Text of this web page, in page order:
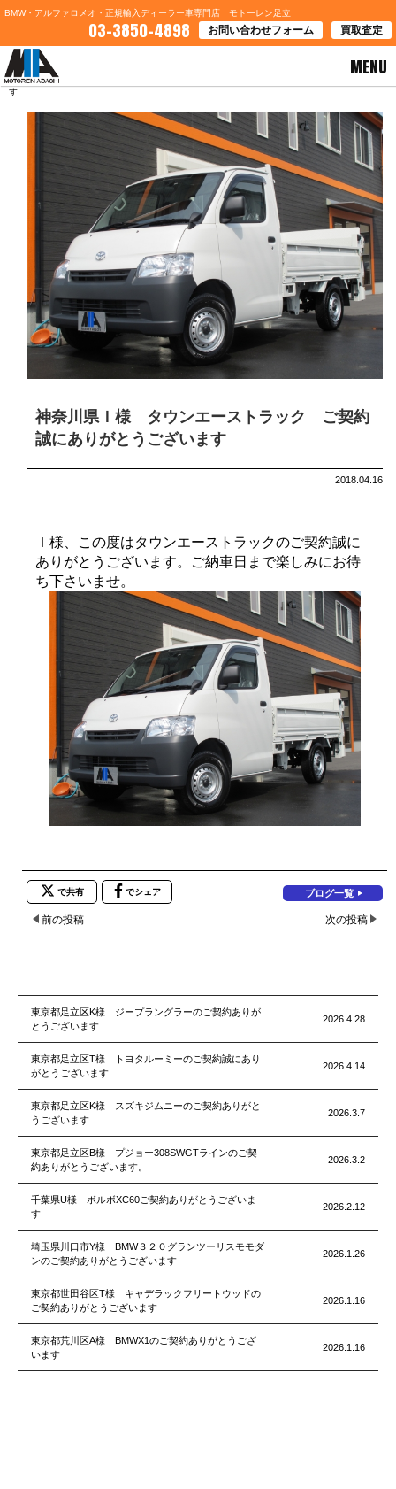
BMW・アルファロメオ・正規輸入ディーラー車専門店 モトーレン足立
03-3850-4898 お問い合わせフォーム 買取査定
MENU
HOME>ブログ一覧
す
神奈川県Ｉ様 タウンエーストラック ご契約
誠にありがとうございます
2018.04.16
Ｉ様、この度はタウンエーストラックのご契約誠に
ありがとうございます。ご納車日まで楽しみにお待
ち下さいませ。
で共有 でシェア ブログ一覧
前の投稿 次の投稿
東京都足立区K様 ジープラングラーのご契約ありが
とうございます
2026.4.28
東京都足立区T様 トヨタルーミーのご契約誠にあり
がとうございます
2026.4.14
東京都足立区K様 スズキジムニーのご契約ありがと
うございます
2026.3.7
東京都足立区B様 プジョー308SWGTラインのご契
約ありがとうございます。
2026.3.2
千葉県U様 ボルボXC60ご契約ありがとうございま
す
2026.2.12
埼玉県川口市Y様 BMW３２０グランツーリスモモダ
ンのご契約ありがとうございます
2026.1.26
東京都世田谷区T様 キャデラックフリートウッドの
ご契約ありがとうございます
2026.1.16
東京都荒川区A様 BMWX1のご契約ありがとうござ
います
2026.1.16